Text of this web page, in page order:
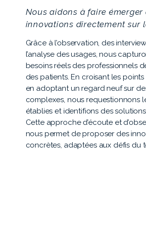
Nous aidons à faire émerger
innovations directement sur
Grâce à l’observation, des
l’analyse des usages, nous
besoins réels des professionnels
des patients. En croisant les
en adoptant un regard neuf sur
complexes, nous requestionnons
établies et identifions des
Cette approche d’écoute et
nous permet de proposer des
concrètes, adaptées aux défis du